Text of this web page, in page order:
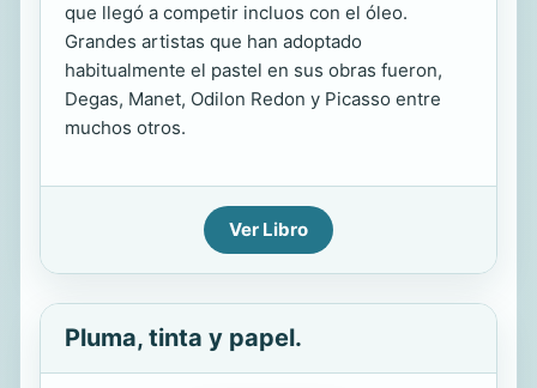
que llegó a competir incluos con el óleo.
Grandes artistas que han adoptado
habitualmente el pastel en sus obras fueron,
Degas, Manet, Odilon Redon y Picasso entre
muchos otros.
Ver Libro
Pluma, tinta y papel.